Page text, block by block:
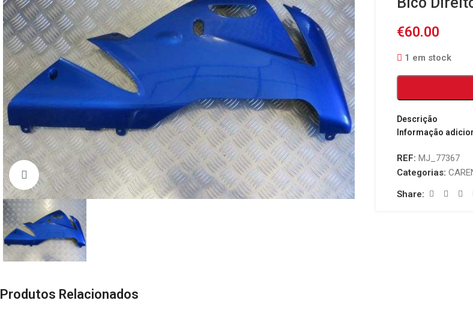
Click to enlarge
€60.00
1 em stock
Descrição
Informação
REF: MJ_77367
Categorias:
Share:
Produtos Relacionados